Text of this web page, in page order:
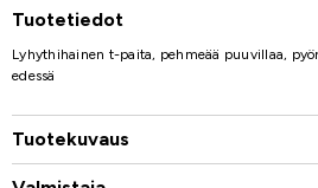
Tuotetiedot
Lyhythihainen t-paita, pehmeää puuvillaa,
edessä
Tuotekuvaus